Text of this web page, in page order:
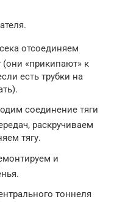
отсоединяем
«прикипают» к
есть трубки на
соединение тяги
раскручиваем
тягу.
и
тоннеля